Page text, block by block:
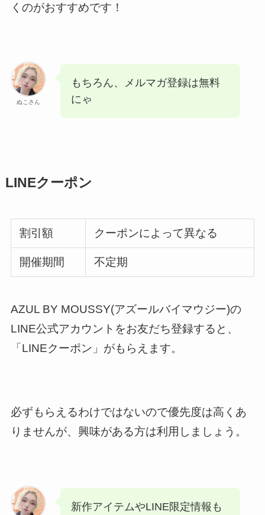
くのがおすすめです！
ぬこさん
もちろん、メルマガ登録は無料
にゃ
LINEクーポン
割引額 クーポンによって異なる
開催期間 不定期
AZUL BY MOUSSY(アズールバイマウジー)の
LINE公式アカウントをお友だち登録すると、
「LINEクーポン」がもらえます。
必ずもらえるわけではないので優先度は高くあ
りませんが、興味がある方は利用しましょう。
新作アイテムやLINE限定情報も